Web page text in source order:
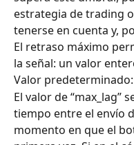
estrategia de trading
tenerse en cuenta y,
El retraso máximo
la señal: un valor
Valor
El valor de “max_lag”
tiempo entre el envío
momento en que el